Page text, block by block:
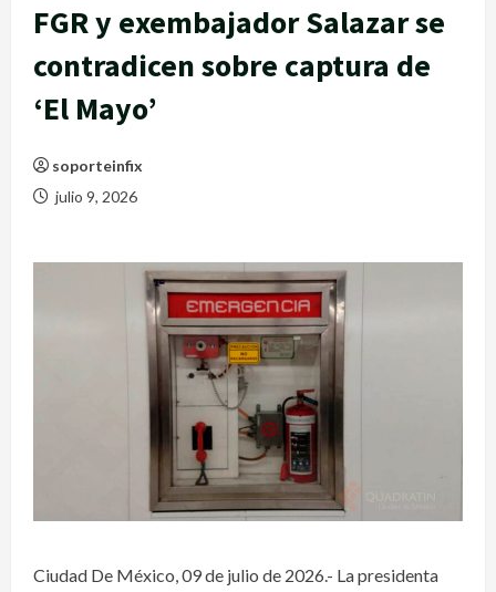
FGR y exembajador Salazar se
contradicen sobre captura de
‘El Mayo’
soporteinfix
julio 9, 2026
Ciudad De México, 09 de julio de 2026.- La presidenta